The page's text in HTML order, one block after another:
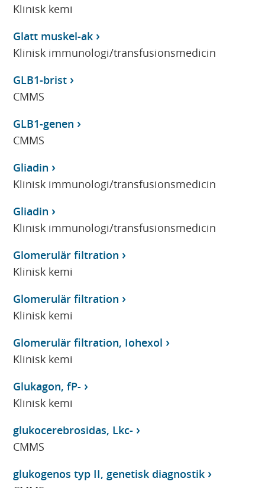
Klinisk kemi
Glatt muskel-ak
Klinisk immunologi/transfusionsmedicin
GLB1-brist
CMMS
GLB1-genen
CMMS
Gliadin
Klinisk immunologi/transfusionsmedicin
Gliadin
Klinisk immunologi/transfusionsmedicin
Glomerulär filtration
Klinisk kemi
Glomerulär filtration
Klinisk kemi
Glomerulär filtration, Iohexol
Klinisk kemi
Glukagon, fP-
Klinisk kemi
glukocerebrosidas, Lkc-
CMMS
glukogenos typ II, genetisk diagnostik